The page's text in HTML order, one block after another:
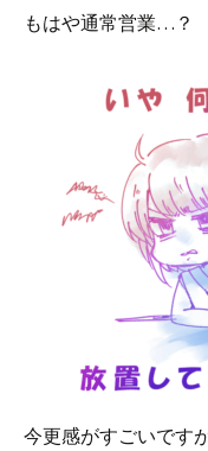
もはや通常営業…？
今更感がすごいです